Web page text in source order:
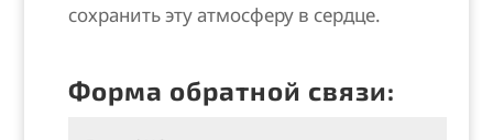
сохранить эту атмосферу в сердце.
Форма обратной связи: